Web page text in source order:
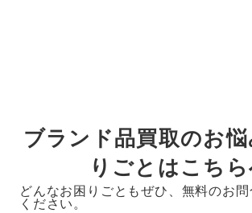
ブランド品買取のお悩
りごとはこち
どんなお困りごともぜひ、無料のお
ください。